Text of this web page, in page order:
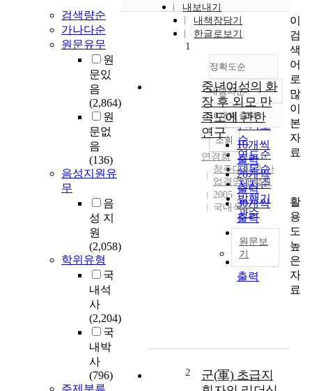
검색량순
가나다순
원문유무
원
문있
음
(2,864)
원
문없
음
(136)
음성지원유
무
음
성 지
원
(2,058)
학위유형
국
내석
사
(2,204)
국
내박
사
(796)
내보내기
내책장담기
한글로보기
정확도순
정확도
순
인기도
순
연도순
제목순
저자순
발행기
관순
내림차순
내림차순
10개씩 출력
10개씩
출력
20개씩
출력
30개씩
출력
출력
100개씩
출력
조회
1
중년여성의 화
장 후 외모 만
족도에 관한
연구
연경희
청주대학교 산
업경영대학원
2005
국내석사
원문보
기
2
군(軍) 초급지
이
검
색
어
로
많
이
본
자
료
활
용
도
높
은
자
료